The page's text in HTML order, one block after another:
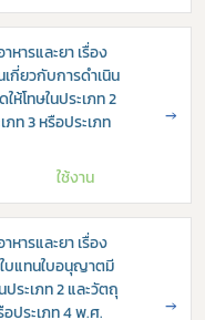
ารและยา เรื่อง
กี่ยวกับการดำเนิน
ห้โทษในประเภท 2
ภท 3 หรือประเภท
ใช้งาน
→
ารและยา เรื่อง
บแทนใบอนุญาตมี
ระเภท 2 และวัตถุ
อประเภท 4 พ.ศ.
→